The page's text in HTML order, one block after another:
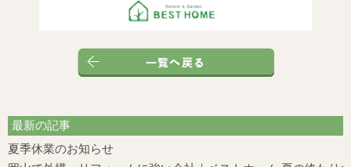
最新の記事
夏季休業のお知らせ